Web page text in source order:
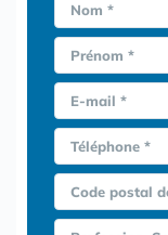
Nom *
Prénom *
E-mail *
Téléphone *
Code postal